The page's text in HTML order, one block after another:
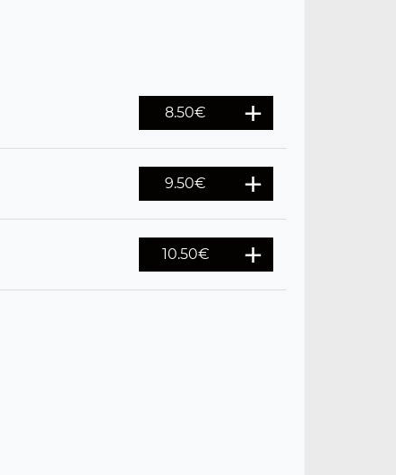
8.50€
9.50€
10.50€